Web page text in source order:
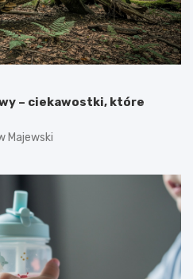
– ciekawostki, które
Majewski